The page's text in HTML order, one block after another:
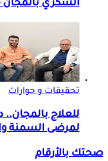
السكري
تحقيقات و حوارات
للعلاج
لمرضى السمنة
صحتك بالأرقام